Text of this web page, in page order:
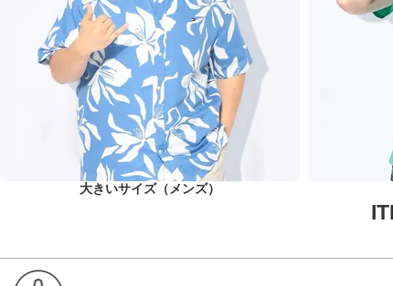
大きいサイズ（メンズ）